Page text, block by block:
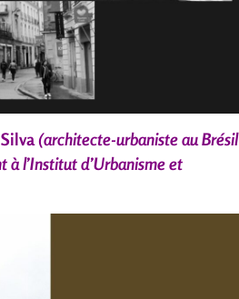
(architecte-urbaniste au Brésil
l’Institut d’Urbanisme et